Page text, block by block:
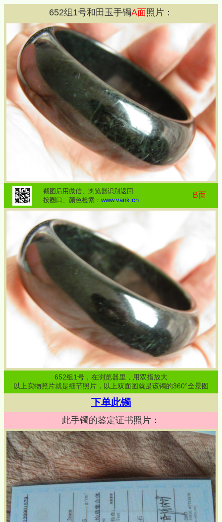
652组 1号和田玉手镯A面照片：
截图后用微信、浏览器识别返回
按圈口、颜色检索： www.vank.cn
B面
652组1号，在浏览器里，用双指放大
以上实物照片就是细节照片，以上双面图就是该镯的360°全景图
下单此镯
此手镯的鉴定证书照片：